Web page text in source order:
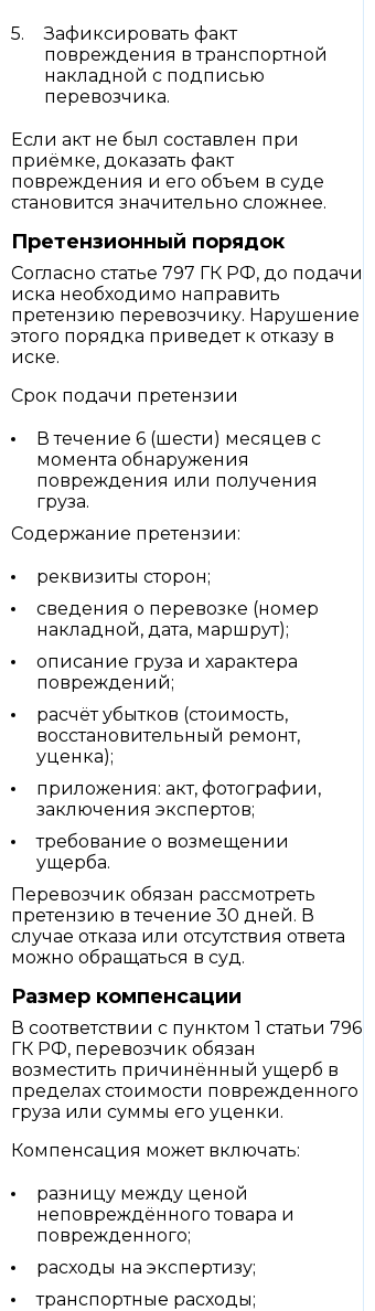
Зафиксировать факт
повреждения в транспортной
накладной с подписью
перевозчика.
Если акт не был составлен при
приёмке, доказать факт
повреждения и его объем в суде
становится значительно сложнее.
Претензионный порядок
Согласно статье 797 ГК РФ, до подачи
иска необходимо направить
претензию перевозчику. Нарушение
этого порядка приведет к отказу в
иске.
Срок подачи претензии
В течение 6 (шести) месяцев с
момента обнаружения
повреждения или получения
груза.
Содержание претензии:
реквизиты сторон;
сведения о перевозке (номер
накладной, дата, маршрут);
описание груза и характера
повреждений;
расчёт убытков (стоимость,
восстановительный ремонт,
уценка);
приложения: акт, фотографии,
заключения экспертов;
требование о возмещении
ущерба.
Перевозчик обязан рассмотреть
претензию в течение 30 дней. В
случае отказа или отсутствия ответа
можно обращаться в суд.
Размер компенсации
В соответствии с пунктом 1 статьи 796
ГК РФ, перевозчик обязан
возместить причинённый ущерб в
пределах стоимости поврежденного
груза или суммы его уценки.
Компенсация может включать:
разницу между ценой
неповреждённого товара и
поврежденного;
расходы на экспертизу;
транспортные расходы;